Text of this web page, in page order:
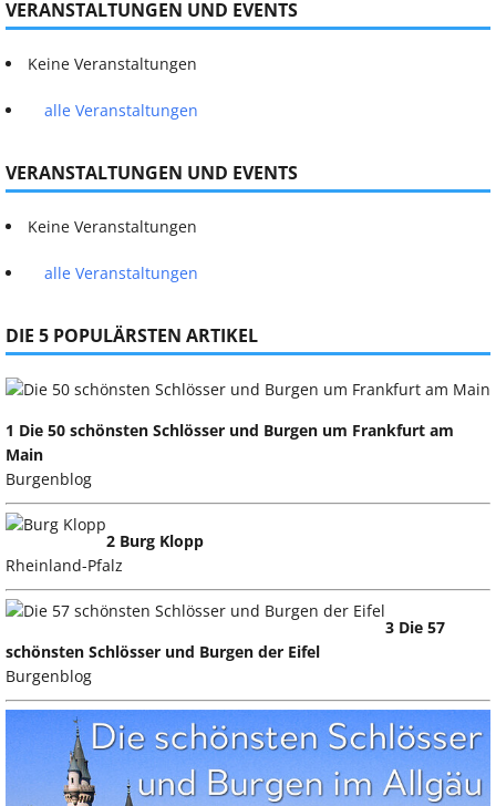
VERANSTALTUNGEN UND EVENTS
Keine Veranstaltungen
alle Veranstaltungen
VERANSTALTUNGEN UND EVENTS
Keine Veranstaltungen
alle Veranstaltungen
DIE 5 POPULÄRSTEN ARTIKEL
1 Die 50 schönsten Schlösser und Burgen um Frankfurt am
Main
Burgenblog
2 Burg Klopp
Rheinland-Pfalz
3 Die 57
schönsten Schlösser und Burgen der Eifel
Burgenblog